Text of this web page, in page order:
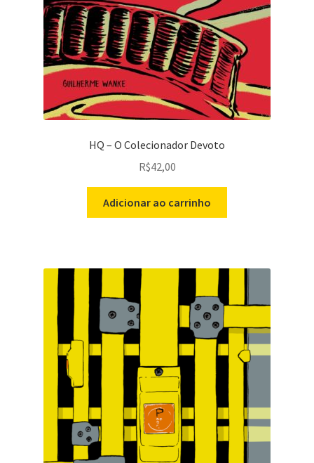
HQ – O Colecionador Devoto
R$42,00
Adicionar ao carrinho